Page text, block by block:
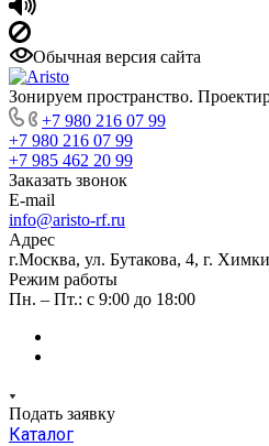
Обычная версия сайта
Зонируем пространство.
+7 980 216 07 99
+7 980 216 07 99
+7 985 462 20 99
Заказать звонок
E-mail
info@aristo-rf.ru
Адрес
г.Москва, ул. Бутакова, 4, г.
Режим работы
Пн. – Пт.: с 9:00 до 18:00
Подать заявку
Каталог